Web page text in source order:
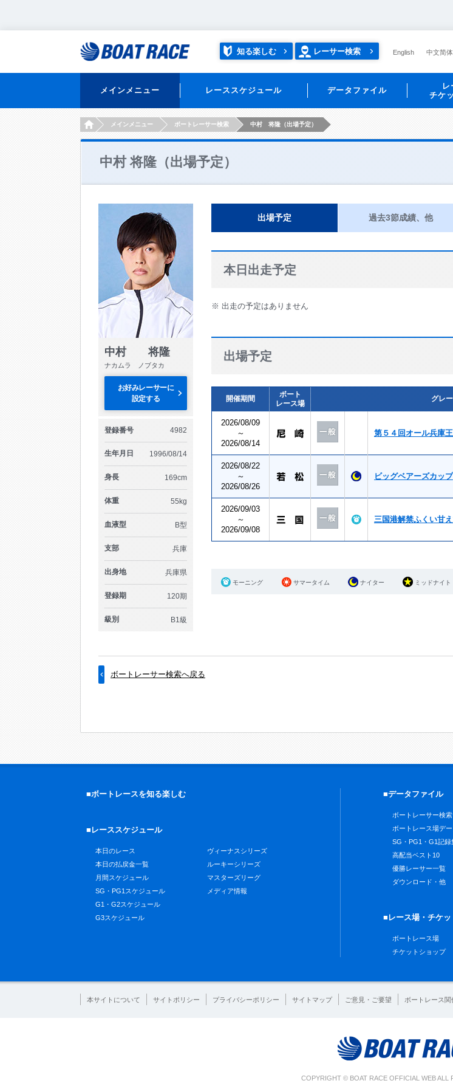
知る楽しむ レーサー検索 English 中文简体
メインメニュー レーススケジュール データファイル
レ
チケ
HOMEメインメニュー ボートレーサー検索 中村 将隆（出場予定）
中村 将隆（出場予定）
中村 将隆
ナカムラ ノブタカ
お好みレーサーに
設定する
登録番号 4982
生年月日 1996/08/14
身長 169cm
体重 55kg
血液型 B型
支部 兵庫
出身地 兵庫県
登録期 120期
級別 B1級
出場予定 過去3節成績、他
本日出走予定
※ 出走の予定はありません
出場予定
開催期間
ボート
レース場
グレ
2026/08/09
～
2026/08/14
第５４回オール兵庫
2026/08/22
～
2026/08/26
ビッグベアーズカップ
2026/09/03
～
2026/09/08
三国港解禁ふくい甘
モーニング サマータイム ナイター ミッドナイト
ボートレーサー検索へ戻る
■ボートレースを知る楽しむ
■レーススケジュール
本日のレース
本日の払戻金一覧
月間スケジュール
SG・PG1スケジュール
G1・G2スケジュール
G3スケジュール
ヴィーナスシリーズ
ルーキーシリーズ
マスターズリーグ
メディア情報
■データファイル
ボートレーサー検索
ボートレース場デー
SG・PG1・G1記録
高配当ベスト10
優勝レーサー一覧
ダウンロード・他
■レース場・チケ
ボートレース場
チケットショップ
本サイトについて サイトポリシー プライバシーポリシー サイトマップ ご意見・ご要望 ボートレース関
COPYRIGHT © BOAT RACE OFFICIAL WEB ALL